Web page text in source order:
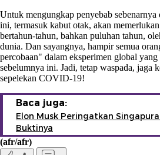
Untuk mengungkap penyebab
ini, termasuk kabut otak, akan
bertahun-tahun, bahkan puluhan tahun,
dunia. Dan sayangnya, hampir semua
percobaan" dalam eksperimen global
sebelumnya ini. Jadi, tetap waspada, jaga
sepelekan COVID-19!
Baca juga:
Elon Musk Peringatkan
Buktinya
(afr/afr)